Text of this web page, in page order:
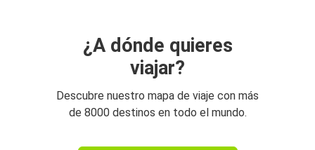
¿A dónde quieres
viajar?
Descubre nuestro mapa de viaje con más
de 8000 destinos en todo el mundo.